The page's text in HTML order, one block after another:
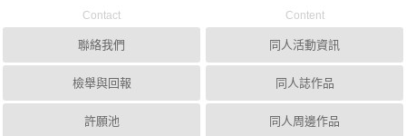
Contact
聯絡我們
檢舉與回報
許願池
Content
同人活動資訊
同人誌作品
同人周邊作品